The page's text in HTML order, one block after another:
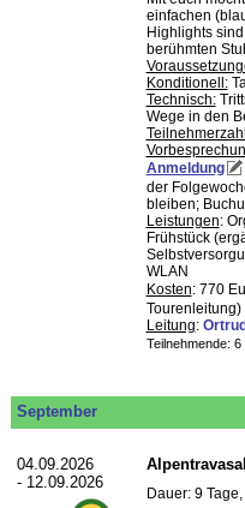
einfachen
Highlights
berühmten
Konditionell:
Technisch:
Wege in den
Anmeldung
der
bleiben;
Leistungen:
Frühstück
WLAN
Kosten: 770
Tourenleitung)
Leitung:
Teilnehmende:
September
04.09.2026
- 12.09.2026
Dauer: 9